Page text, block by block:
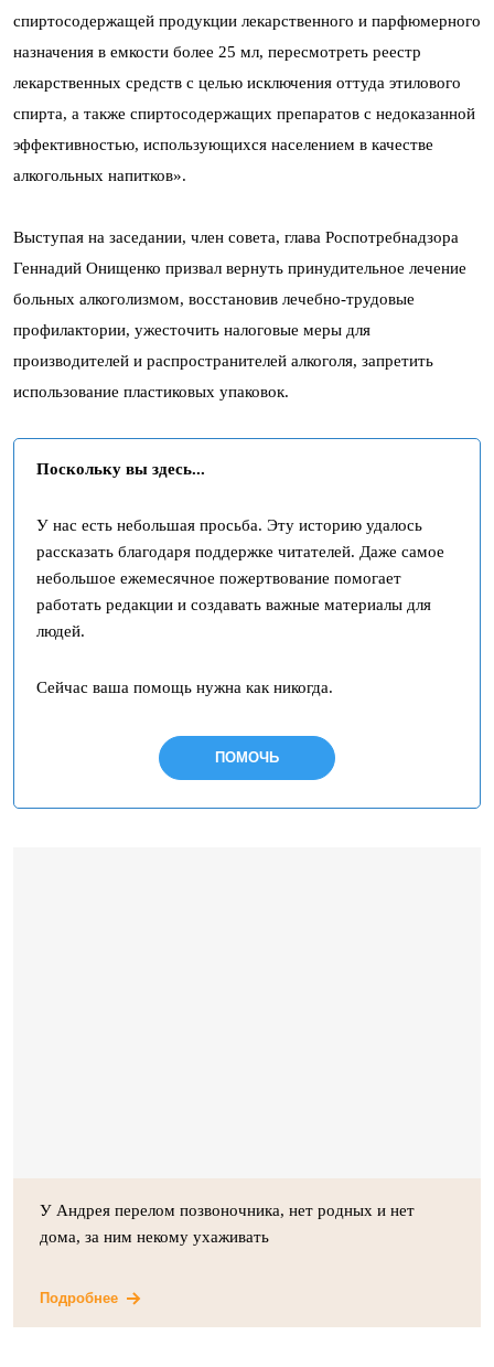
спиртосодержащей продукции лекарственного и парфюмерного
назначения в емкости более 25 мл, пересмотреть реестр
лекарственных средств с целью исключения оттуда этилового
спирта, а также спиртосодержащих препаратов с недоказанной
эффективностью, использующихся населением в качестве
алкогольных напитков».
Выступая на заседании, член совета, глава Роспотребнадзора
Геннадий Онищенко призвал вернуть принудительное лечение
больных алкоголизмом, восстановив лечебно-трудовые
профилактории, ужесточить налоговые меры для
производителей и распространителей алкоголя, запретить
использование пластиковых упаковок.
Поскольку вы здесь...
У нас есть небольшая просьба. Эту историю удалось
рассказать благодаря поддержке читателей. Даже самое
небольшое ежемесячное пожертвование помогает
работать редакции и создавать важные материалы для
людей.
Сейчас ваша помощь нужна как никогда.
ПОМОЧЬ
У Андрея перелом позвоночника, нет родных и нет
дома, за ним некому ухаживать
Подробнее